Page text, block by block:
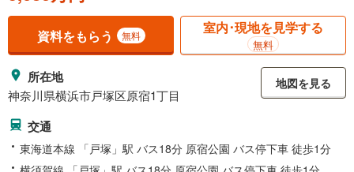
資料をもらう 無料 室内･現地を見学する
無料
所在地
神奈川県横浜市戸塚区原宿1丁目
地図を見る
交通
東海道本線 「戸塚」駅 バス18分 原宿公園 バス停下車 徒歩1分